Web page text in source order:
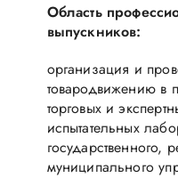
Область
выпускников:
организация и
товародвижению в
торговых и
испытательных
государственного,
муниципального